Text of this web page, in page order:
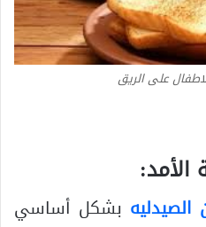
على الريق
بشكل أساسي